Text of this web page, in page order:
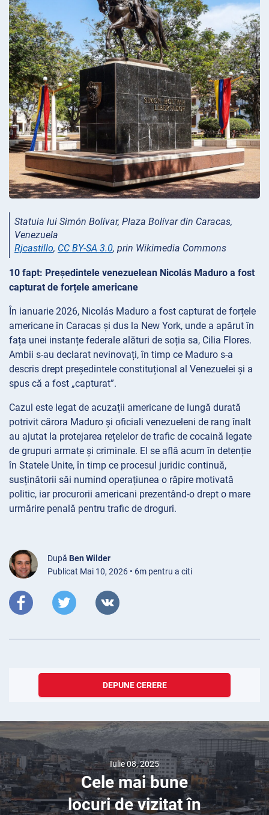
Statuia lui Simón Bolívar, Plaza Bolívar din Caracas,
Venezuela
Rjcastillo, CC BY-SA 3.0, prin Wikimedia Commons
10 fapt: Președintele venezuelean Nicolás Maduro a fost
capturat de forțele americane
În ianuarie 2026, Nicolás Maduro a fost capturat de forțele
americane în Caracas și dus la New York, unde a apărut în
fața unei instanțe federale alături de soția sa, Cilia Flores.
Ambii s-au declarat nevinovați, în timp ce Maduro s-a
descris drept președintele constituțional al Venezuelei și a
spus că a fost „capturat”.
Cazul este legat de acuzații americane de lungă durată
potrivit cărora Maduro și oficiali venezueleni de rang înalt
au ajutat la protejarea rețelelor de trafic de cocaină legate
de grupuri armate și criminale. El se află acum în detenție
în Statele Unite, în timp ce procesul juridic continuă,
susținătorii săi numind operațiunea o răpire motivată
politic, iar procurorii americani prezentând-o drept o mare
urmărire penală pentru trafic de droguri.
După Ben Wilder
Publicat Mai 10, 2026 • 6m pentru a citi
DEPUNE CERERE
Iulie 08, 2025
Cele mai bune
locuri de vizitat în